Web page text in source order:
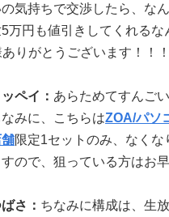
気持ちで交渉したら、な
万円も値引きしてくれるな
りがとうございます！！！
ペイ： あらためてすんご
みに、こちらはZOA/パソ
限定1セットのみ、なくな
ので、狙っている方はお早
さ： ちなみに構成は、生